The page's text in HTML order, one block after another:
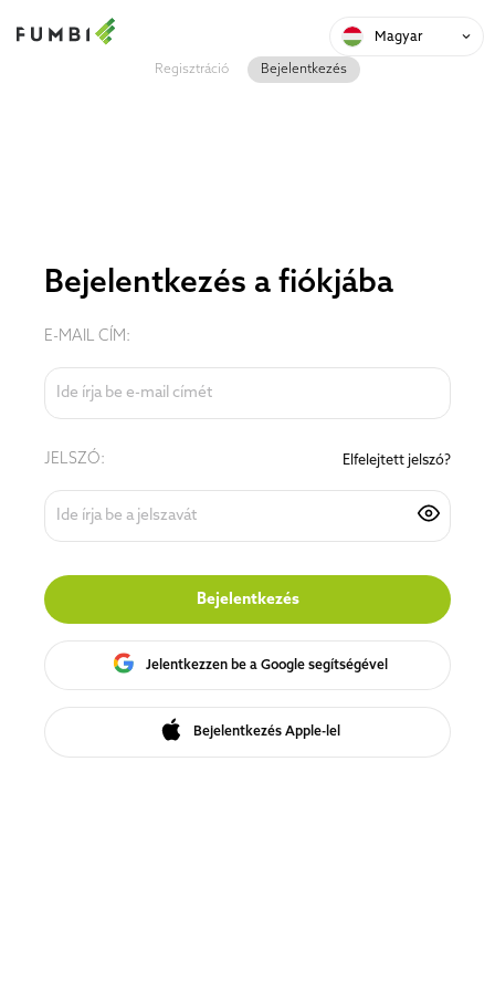
Magyar
Regisztráció Bejelentkezés
Bejelentkezés a fiókjába
E-MAIL CÍM:
JELSZÓ: Elfelejtett jelszó?
Bejelentkezés
Jelentkezzen be a Google segítségével
Bejelentkezés Apple-lel